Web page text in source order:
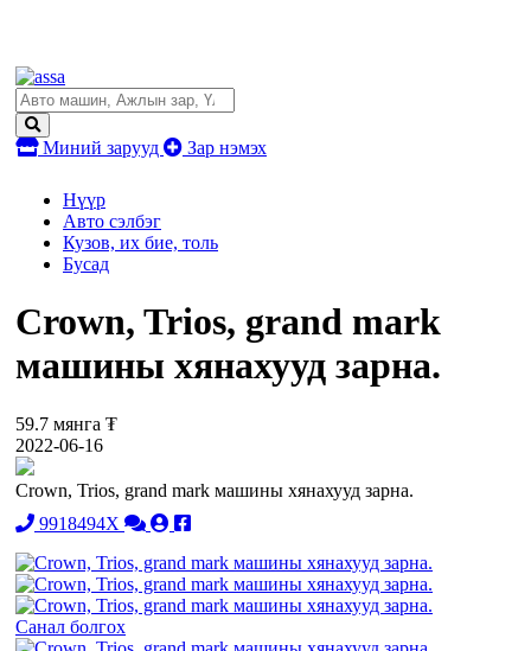
Миний зарууд Зар нэмэх
Нүүр
Авто сэлбэг
Кузов, их бие, толь
Бусад
Crown, Trios, grand mark
машины хянахууд зарна.
59.7 мянга ₮
2022-06-16
Crown, Trios, grand mark машины хянахууд зарна.
9918494X
Санал болгох